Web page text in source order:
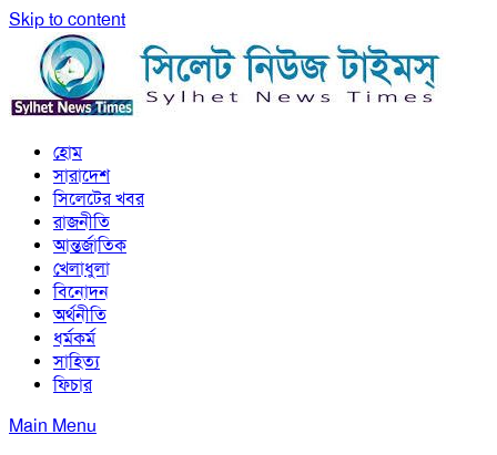
Skip to content
সিলেট নিউজ টাইমস্ | Sylhet News Times
সিলেট নিউজ টাইমস্ | Sylhet News Times
হোম
সারাদেশ
সিলেটের খবর
রাজনীতি
আন্তর্জাতিক
খেলাধুলা
বিনোদন
অর্থনীতি
ধর্মকর্ম
সাহিত্য
ফিচার
Main Menu